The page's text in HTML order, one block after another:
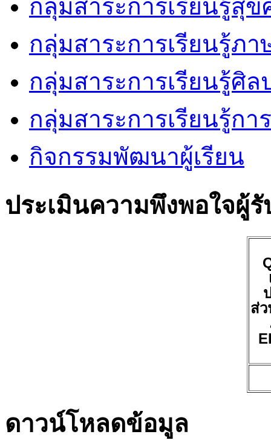
กลุ่มสาระการเรียนรู้สุ
กลุ่มสาระการเรียนรู้ภา
กลุ่มสาระการเรียนรู้ศิล
กลุ่มสาระการเรียนรู้กา
กิจกรรมพัฒนาผู้เรียน
ประเมินความพึงพอใจผู้รั
ส่ว
ดาวน์โหลดข้อมูล